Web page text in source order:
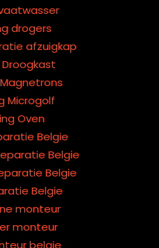
drogers
afzuigkap
Microgolf
Oven
Belgie
Belgie
Belgie
Belgie
monteur
monteur
belgie